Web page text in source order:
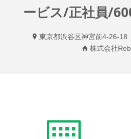
ービス/正社員/
東京都渋谷区神宮前4-26-
株式会社